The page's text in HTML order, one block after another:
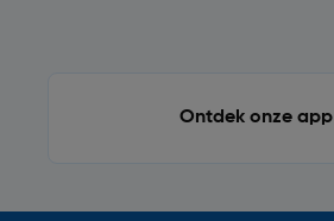
Ontdek onze app